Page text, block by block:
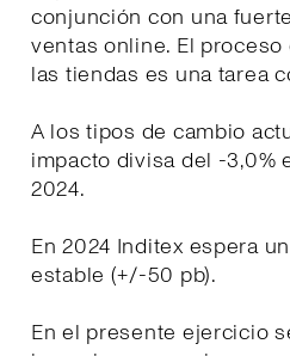
conjunción con una
ventas online. El
las tiendas es una tarea
A los tipos de cambio
impacto divisa del -3,0%
2024.
En 2024 Inditex espera
estable (+/-50 pb).
En el presente ejercicio